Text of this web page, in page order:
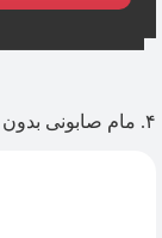
۴. مام صابونی بدون آلومینیوم رکسونا